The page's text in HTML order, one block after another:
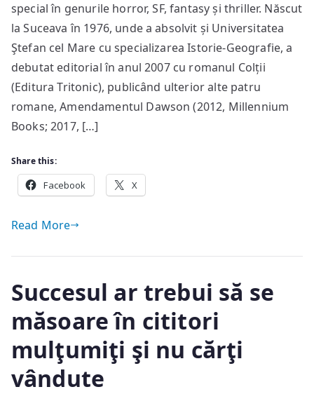
—
invitatul
nostru
din
#51
special în genurile horror, SF, fantasy și thriller. Născut
la Suceava în 1976, unde a absolvit și Universitatea
Ştefan cel Mare cu specializarea Istorie-Geografie, a
debutat editorial în anul 2007 cu romanul Colții
(Editura Tritonic), publicând ulterior alte patru
romane, Amendamentul Dawson (2012, Millennium
Books; 2017, […]
Share this:
Facebook X
Read More
Succesul ar trebui să se
măsoare în cititori
mulţumiţi şi nu cărţi
vândute